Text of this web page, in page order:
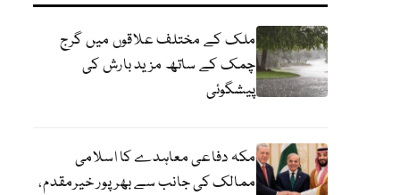
ملک کے مختلف علاقوں میں گرج
چمک کے ساتھ مزید بارش کی
پیشگوئی
مکہ دفاعی معاہدے کا اسلامی
ممالک کی جانب سے بھرپور خیرمقدم،